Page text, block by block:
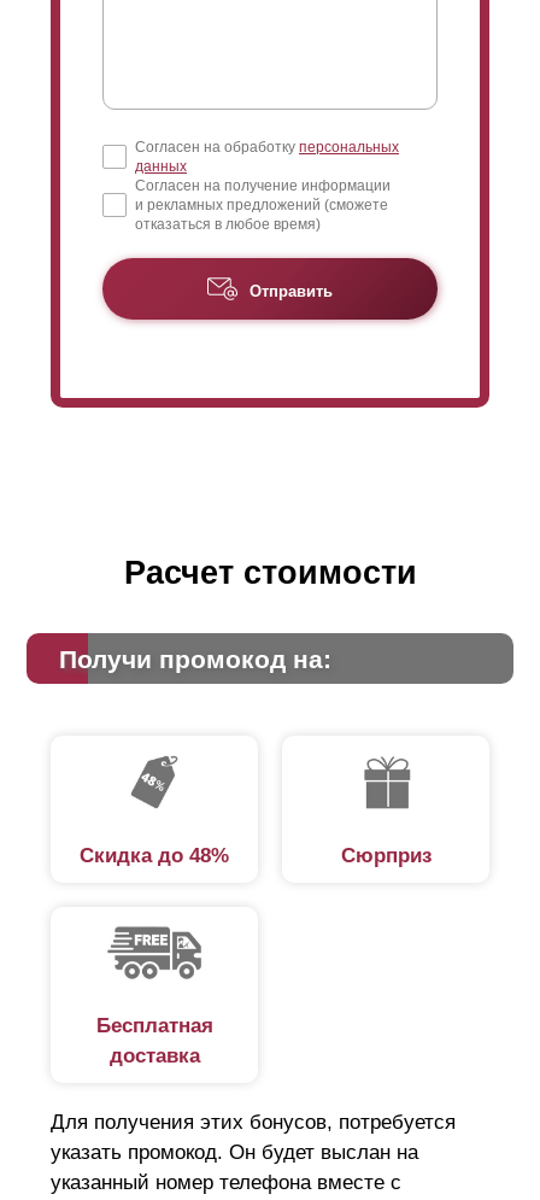
Согласен на обработку персональных
данных
Согласен на получение информации
и рекламных предложений (сможете
отказаться в любое время)
Отправить
Расчет стоимости
Получи промокод на:
Скидка до 48% Сюрприз
Бесплатная
доставка
Для получения этих бонусов, потребуется
указать промокод. Он будет выслан на
указанный номер телефона вместе с